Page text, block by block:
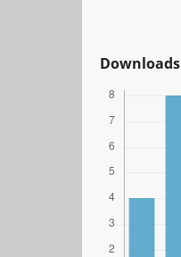
Downloads